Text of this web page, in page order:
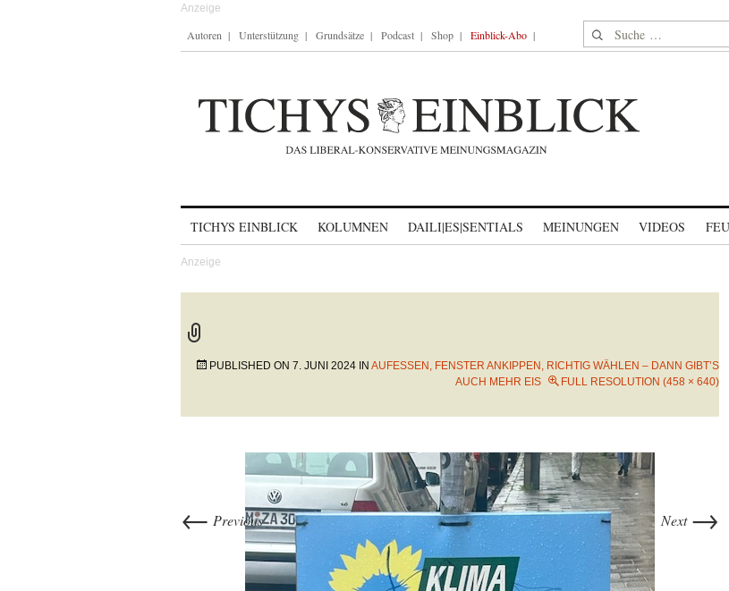
Autoren Unterstützung Grundsätze Podcast Shop Einblick-Abo Suche nach:
TICHYS EINBLICK KOLUMNEN DAILI|ES|SENTIALS MEINUNGEN VIDEOS
PUBLISHED ON 7. JUNI 2024 IN AUFESSEN, FENSTER ANKIPPEN, RICHTIG WÄHLEN – DANN GIBT’S
AUCH MEHR EIS
FULL RESOLUTION (458 × 640)
← Previous Next →